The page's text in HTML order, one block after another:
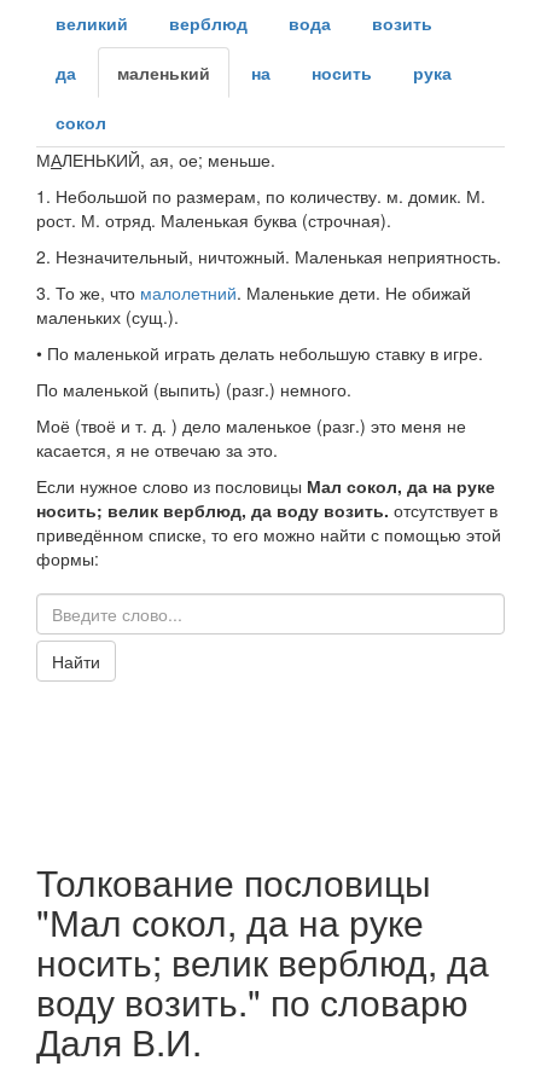
великий
верблюд вода возить
да маленький на носить рука
сокол
МАЛЕНЬКИЙ, ая, ое; меньше.
1. Небольшой по размерам, по количеству. м. домик. М.
рост. М. отряд. Маленькая буква (строчная).
2. Незначительный, ничтожный. Маленькая неприятность.
3. То же, что малолетний. Маленькие дети. Не обижай
маленьких (сущ.).
• По маленькой играть делать небольшую ставку в игре.
По маленькой (выпить) (разг.) немного.
Моё (твоё и т. д. ) дело маленькое (разг.) это меня не
касается, я не отвечаю за это.
Если нужное слово из пословицы Мал сокол, да на руке
носить; велик верблюд, да воду возить. отсутствует в
приведённом списке, то его можно найти с помощью этой
формы:
Найти
Толкование пословицы
"Мал сокол, да на руке
носить; велик верблюд, да
воду возить." по словарю
Даля В.И.